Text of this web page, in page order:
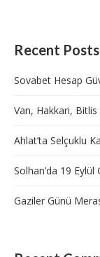
Recent Posts
Sovabet Hesap
Van, Hakkari, Bitlis
Ahlat’ta Selçuklu
Solhan’da 19 Eylül
Gaziler Günü